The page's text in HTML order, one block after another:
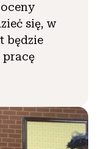
się, w
będzie
pracę